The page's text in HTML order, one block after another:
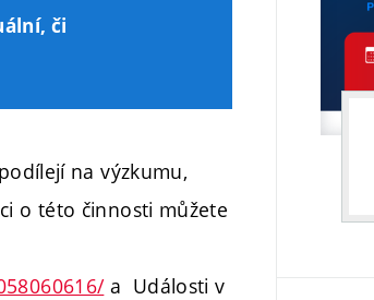
či
na výzkumu,
o této činnosti můžete
a Události v